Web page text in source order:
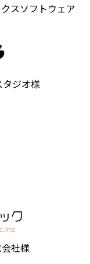
スソフトウェア
ジオ様
社様